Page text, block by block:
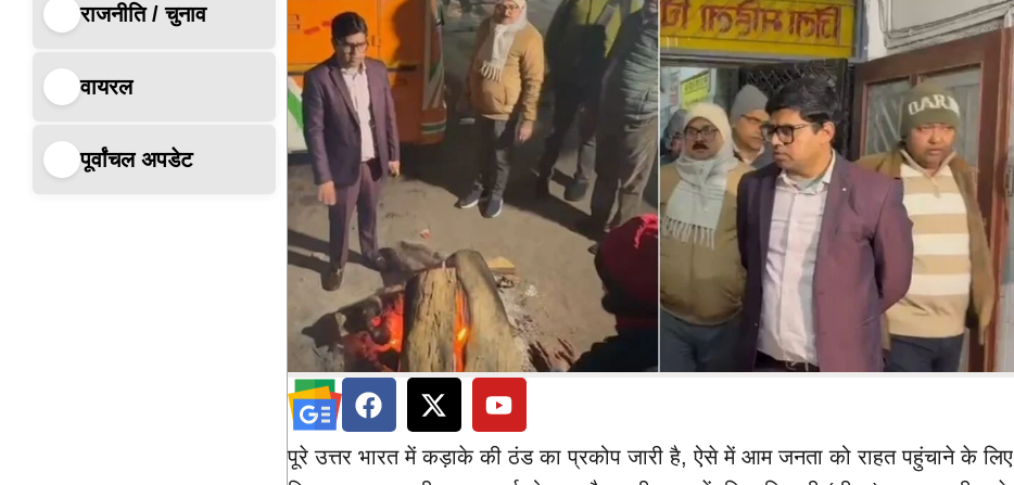
राजनीति / चुनाव
वायरल
पूर्वांचल अपडेट
पूरे उत्तर भारत में कड़ाके की ठंड का प्रकोप जारी है, ऐसे में आम जनता को राहत पहुंचाने के लिए